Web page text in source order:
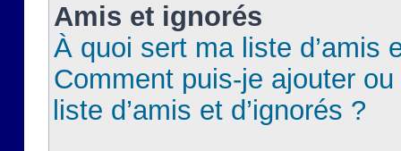
Amis et ignorés
À quoi sert ma liste d’amis
Comment puis-je ajouter
liste d’amis et d’ignorés ?